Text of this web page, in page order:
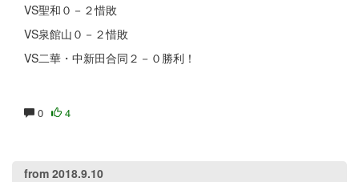
VS聖和０－２惜敗
VS泉館山０－２惜敗
VS二華・中新田合同２－０勝利！
0 4
from 2018.9.10